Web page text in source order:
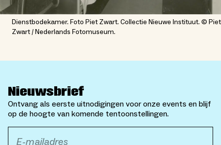
Dienstbodekamer. Foto Piet Zwart. Collectie Nieuwe Instituut. © Piet
Zwart / Nederlands Fotomuseum.
Nieuwsbrief
Ontvang als eerste uitnodigingen voor onze events en blijf
op de hoogte van komende tentoonstellingen.